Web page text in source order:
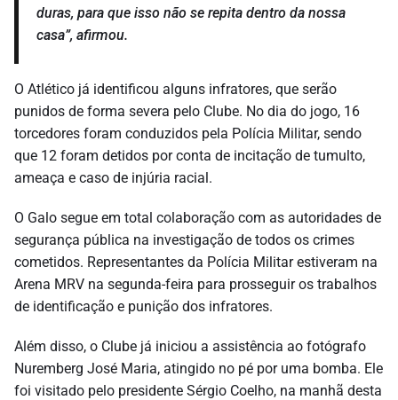
duras, para que isso não se repita dentro da nossa
casa”, afirmou.
O Atlético já identificou alguns infratores, que serão
punidos de forma severa pelo Clube. No dia do jogo, 16
torcedores foram conduzidos pela Polícia Militar, sendo
que 12 foram detidos por conta de incitação de tumulto,
ameaça e caso de injúria racial.
O Galo segue em total colaboração com as autoridades de
segurança pública na investigação de todos os crimes
cometidos. Representantes da Polícia Militar estiveram na
Arena MRV na segunda-feira para prosseguir os trabalhos
de identificação e punição dos infratores.
Além disso, o Clube já iniciou a assistência ao fotógrafo
Nuremberg José Maria, atingido no pé por uma bomba. Ele
foi visitado pelo presidente Sérgio Coelho, na manhã desta